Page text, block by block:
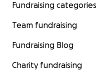
Fundraising categories
Team fundraising
Fundraising Blog
Charity fundraising